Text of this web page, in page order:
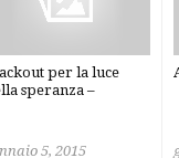
per la luce
speranza –
5, 2015